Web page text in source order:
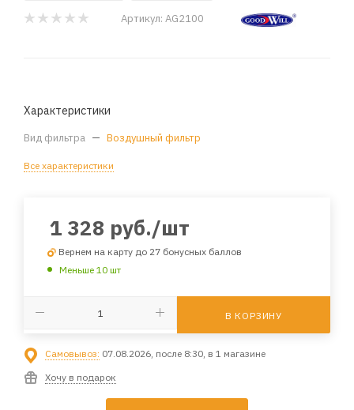
Артикул: AG2100
Характеристики
Вид фильтра — Воздушный фильтр
Все характеристики
1 328 руб./шт
Вернем на карту до 27 бонусных баллов
Меньше 10 шт
В КОРЗИНУ
Самовывоз: 07.08.2026, после 8:30, в 1 магазине
Хочу в подарок